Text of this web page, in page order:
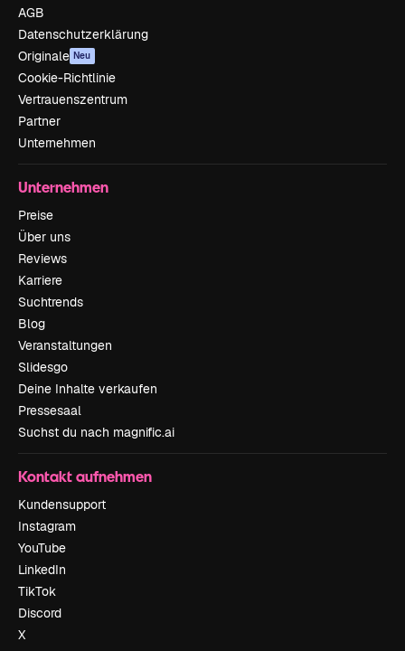
AGB
Datenschutzerklärung
Originale Neu
Cookie-Richtlinie
Vertrauenszentrum
Partner
Unternehmen
Unternehmen
Preise
Über uns
Reviews
Karriere
Suchtrends
Blog
Veranstaltungen
Slidesgo
Deine Inhalte verkaufen
Pressesaal
Suchst du nach magnific.ai
Kontakt aufnehmen
Kundensupport
Instagram
YouTube
LinkedIn
TikTok
Discord
X